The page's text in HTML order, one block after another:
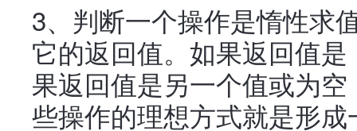
3、判断一个操作是惰性求
它的返回值。如果返回值
果返回值是另一个值或为
些操作的理想方式就是形